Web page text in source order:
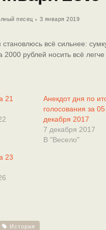
песец 3 января 2019
всё сильнее:
2000 рублей носить всё легче
21
Анекдот дня по
голосования за 05
декабря 2017
7 декабря 2017
В "Весело"
23
История